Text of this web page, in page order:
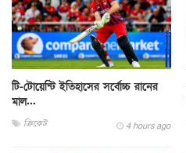
টি-টোয়েন্টি ইতিহাসের সর্বোচ্চ রানের
মাল...
ক্রিকেট 4 hours ago